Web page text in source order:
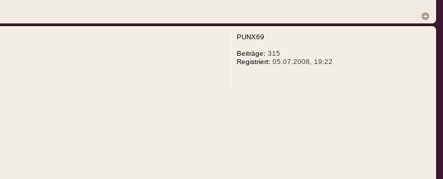
PUNX69
Beiträge: 315
Registriert: 05.07.2008, 19:22